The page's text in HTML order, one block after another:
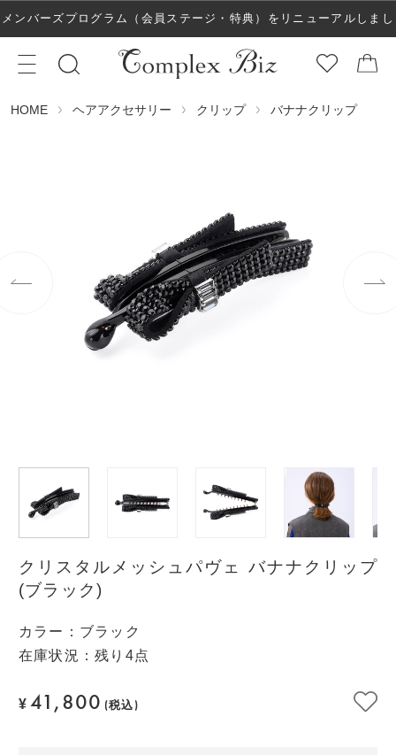
メンバーズプログラム（会員ステージ・特典）をリニューアルしまし
た！
HOME ヘアアクセサリー クリップ バナナクリップ
クリスタルメッシュパヴェ バナナクリップ
(ブラック)
カラー ： ブラック
在庫状況：残り4点
¥ 41,800 (税込)